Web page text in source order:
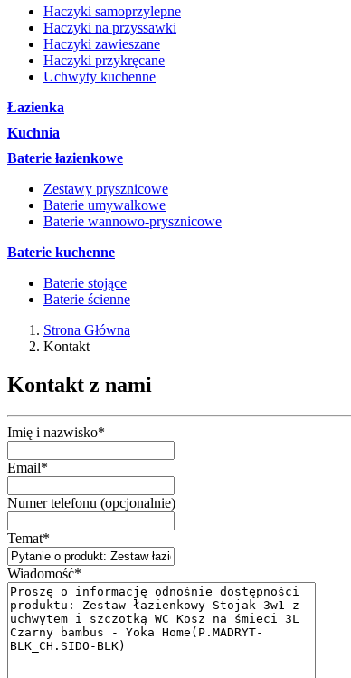
Haczyki samoprzylepne
Haczyki na przyssawki
Haczyki zawieszane
Haczyki przykręcane
Uchwyty kuchenne
Łazienka
Kuchnia
Baterie łazienkowe
Zestawy prysznicowe
Baterie umywalkowe
Baterie wannowo-prysznicowe
Baterie kuchenne
Baterie stojące
Baterie ścienne
Strona Główna
Kontakt
Kontakt z nami
Imię i nazwisko*
Email*
Numer telefonu (opcjonalnie)
Temat*
Wiadomość*